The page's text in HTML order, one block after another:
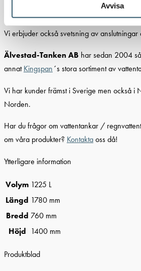
Avvisa
Vi erbjuder också svetsning av anslutningar
Älvestad-Tanken AB har sedan 2004
annatKingspan´s stora sortiment av
Vi har kunder främst i Sverige men också i
Norden.
Har du frågor om vattentankar /
om våra produkter? Kontaktaoss då!
Ytterligare information
Volym 1225 L
Längd 1780 mm
Bredd 760 mm
Höjd 1400 mm
Produktblad